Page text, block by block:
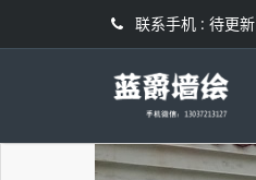
联系手机 : 待更新